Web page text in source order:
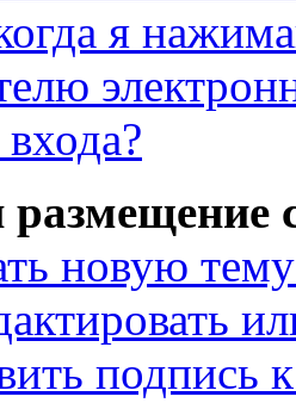
я
размещение
новую
подпись